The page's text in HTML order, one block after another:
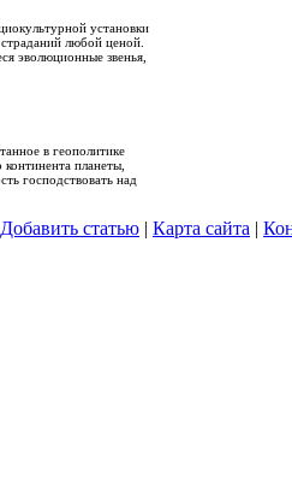
установки
любой ценой.
эволюционные звенья,
в геополитике
планеты,
господствовать над
Добавить статью | Карта сайта |